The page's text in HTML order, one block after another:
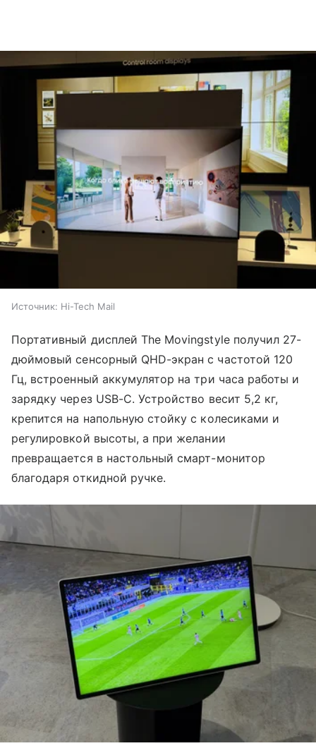
Источник: Hi-Tech Mail
Портативный дисплей The Movingstyle получил 27-
дюймовый сенсорный QHD-экран с частотой 120
Гц, встроенный аккумулятор на три часа работы и
зарядку через USB-C. Устройство весит 5,2 кг,
крепится на напольную стойку с колесиками и
регулировкой высоты, а при желании
превращается в настольный смарт-монитор
благодаря откидной ручке.